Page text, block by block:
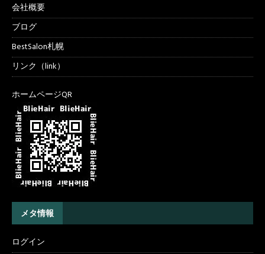
会社概要
ブログ
BestSalon札幌
リンク（link）
ホームページQR
メタ情報
ログイン